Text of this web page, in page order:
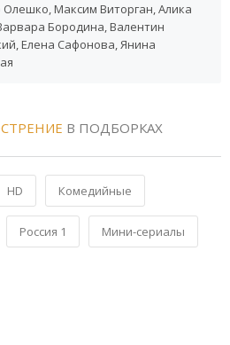
Олешко, Максим Виторган, Алика
Бородина, Валентин
Елена Сафонова, Янина
В ПОДБОРКАХ
HD Комедийные
Россия 1 Мини-сериалы